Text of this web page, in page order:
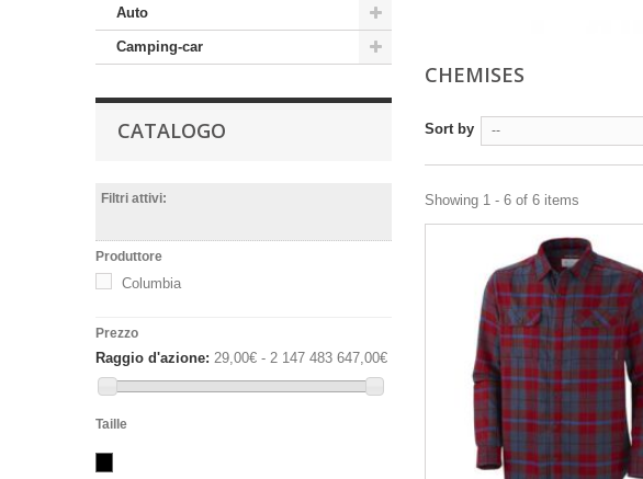
Auto
Camping-car
CATALOGO
Filtri attivi:
Produttore
Columbia
Prezzo
Raggio d'azione: 29,00€ - 2 147 483 647,00€
Taille
CHEMISES
Sort by --
Showing 1 - 6 of 6 items